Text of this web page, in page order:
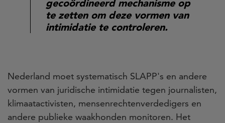
gecoördineerd mechanisme op
te zetten om deze vormen van
intimidatie te controleren.
Nederland moet systematisch SLAPP's en andere
vormen van juridische intimidatie tegen journalisten,
klimaatactivisten, mensenrechtenverdedigers en
andere publieke waakhonden monitoren. Het